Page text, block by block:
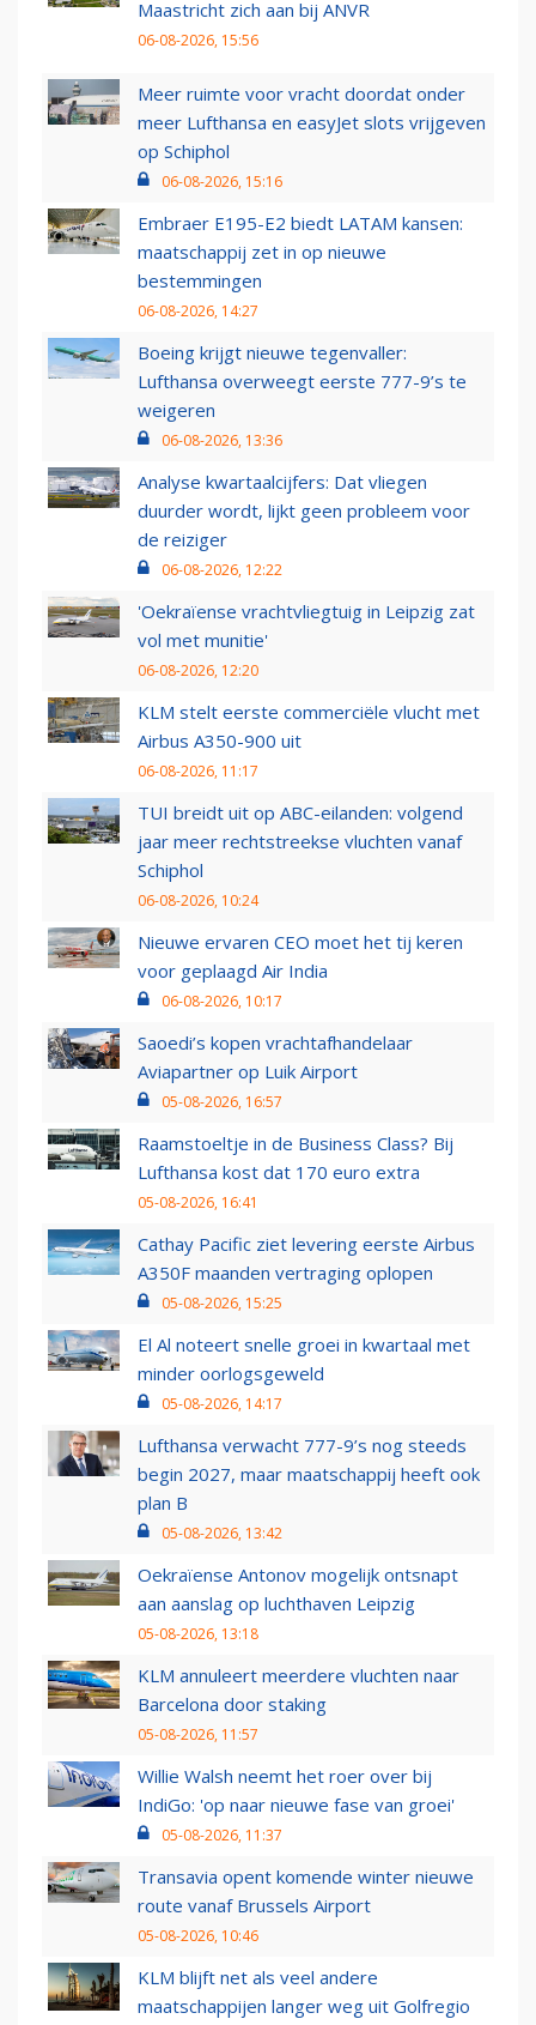
Maastricht zich aan bij ANVR
06-08-2026, 15:56
Meer ruimte voor vracht doordat onder
meer Lufthansa en easyJet slots vrijgeven
op Schiphol
06-08-2026, 15:16
Embraer E195-E2 biedt LATAM kansen:
maatschappij zet in op nieuwe
bestemmingen
06-08-2026, 14:27
Boeing krijgt nieuwe tegenvaller:
Lufthansa overweegt eerste 777-9’s te
weigeren
06-08-2026, 13:36
Analyse kwartaalcijfers: Dat vliegen
duurder wordt, lijkt geen probleem voor
de reiziger
06-08-2026, 12:22
'Oekraïense vrachtvliegtuig in Leipzig zat
vol met munitie'
06-08-2026, 12:20
KLM stelt eerste commerciële vlucht met
Airbus A350-900 uit
06-08-2026, 11:17
TUI breidt uit op ABC-eilanden: volgend
jaar meer rechtstreekse vluchten vanaf
Schiphol
06-08-2026, 10:24
Nieuwe ervaren CEO moet het tij keren
voor geplaagd Air India
06-08-2026, 10:17
Saoedi’s kopen vrachtafhandelaar
Aviapartner op Luik Airport
05-08-2026, 16:57
Raamstoeltje in de Business Class? Bij
Lufthansa kost dat 170 euro extra
05-08-2026, 16:41
Cathay Pacific ziet levering eerste Airbus
A350F maanden vertraging oplopen
05-08-2026, 15:25
El Al noteert snelle groei in kwartaal met
minder oorlogsgeweld
05-08-2026, 14:17
Lufthansa verwacht 777-9’s nog steeds
begin 2027, maar maatschappij heeft ook
plan B
05-08-2026, 13:42
Oekraïense Antonov mogelijk ontsnapt
aan aanslag op luchthaven Leipzig
05-08-2026, 13:18
KLM annuleert meerdere vluchten naar
Barcelona door staking
05-08-2026, 11:57
Willie Walsh neemt het roer over bij
IndiGo: 'op naar nieuwe fase van groei'
05-08-2026, 11:37
Transavia opent komende winter nieuwe
route vanaf Brussels Airport
05-08-2026, 10:46
KLM blijft net als veel andere
maatschappijen langer weg uit Golfregio